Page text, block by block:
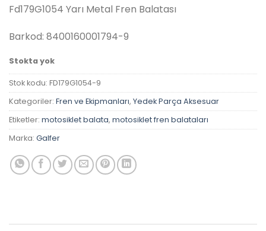
Fd179G1054 Yarı Metal Fren Balatası
Barkod: 8400160001794-9
Stokta yok
Stok kodu: FD179G1054-9
Kategoriler: Fren ve Ekipmanları, Yedek Parça Aksesuar
Etiketler: motosiklet balata, motosiklet fren balataları
Marka: Galfer